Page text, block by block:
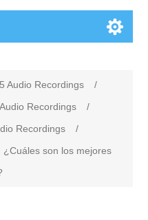
Audio Recordings
/
Recordings
/
Recordings
/
¿Cuáles son los mejores